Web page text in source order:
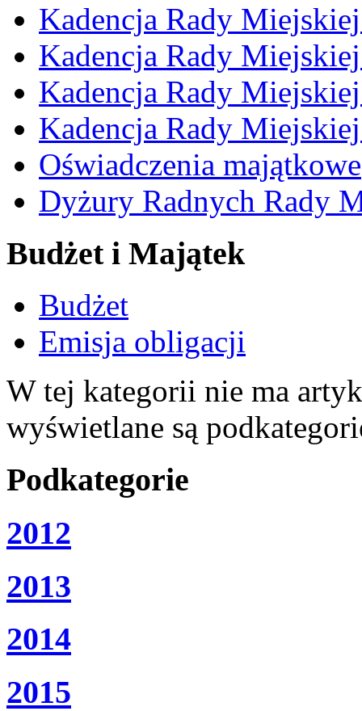
Kadencja Rady
Kadencja Rady
Kadencja Rady
Kadencja Rady
Oświadczenia majątkowe
Dyżury Radnych Rady
Budżet i Majątek
Budżet
Emisja obligacji
W tej kategorii nie ma
wyświetlane są
Podkategorie
2012
2013
2014
2015